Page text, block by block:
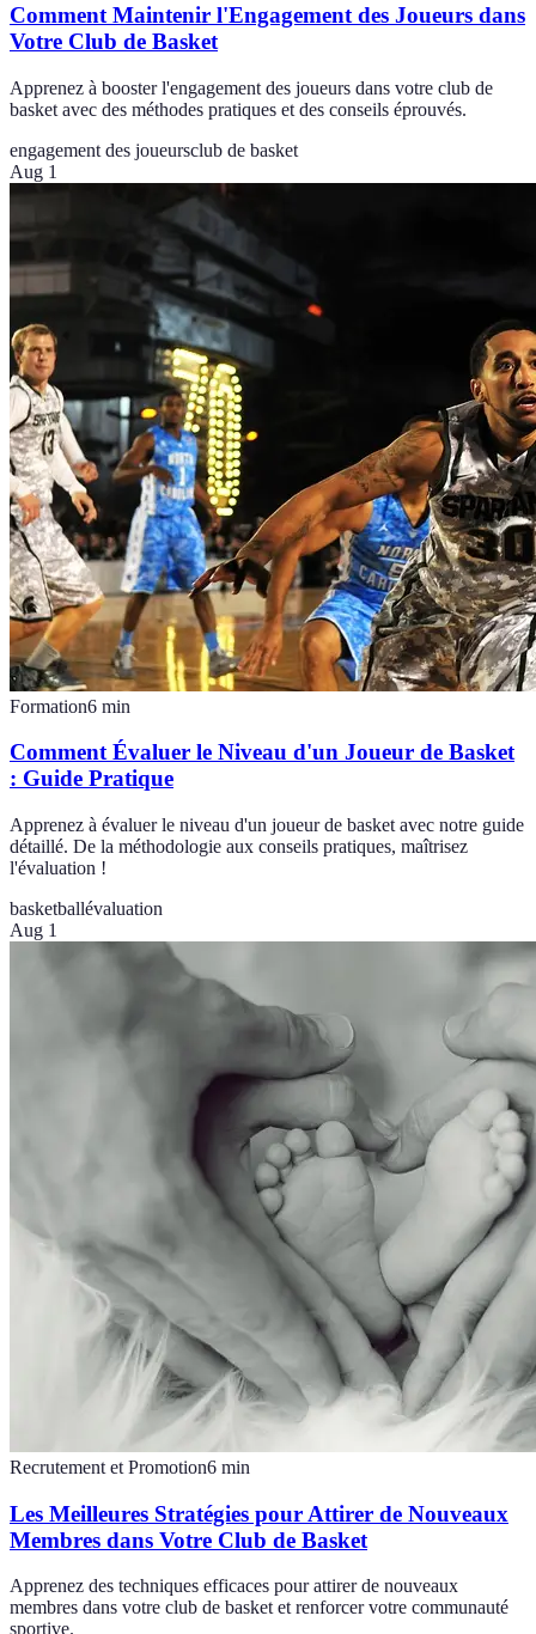
Comment Maintenir l'Engagement des Joueurs dans
Votre Club de Basket
Apprenez à booster l'engagement des joueurs dans votre club de
basket avec des méthodes pratiques et des conseils éprouvés.
engagement des joueursclub de basket
Aug 1
Formation6 min
Comment Évaluer le Niveau d'un Joueur de Basket
: Guide Pratique
Apprenez à évaluer le niveau d'un joueur de basket avec notre guide
détaillé. De la méthodologie aux conseils pratiques, maîtrisez
l'évaluation !
basketballévaluation
Aug 1
Recrutement et Promotion6 min
Les Meilleures Stratégies pour Attirer de Nouveaux
Membres dans Votre Club de Basket
Apprenez des techniques efficaces pour attirer de nouveaux
membres dans votre club de basket et renforcer votre communauté
sportive.